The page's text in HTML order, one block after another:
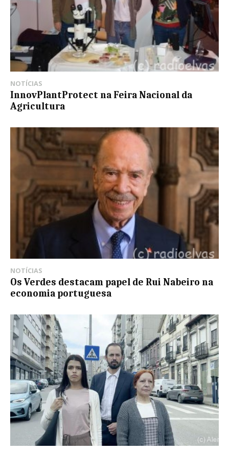
NOTÍCIAS
InnovPlantProtect na Feira Nacional da
Agricultura
NOTÍCIAS
Os Verdes destacam papel de Rui Nabeiro na
economia portuguesa